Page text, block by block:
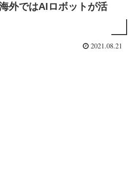
外ではAIロボットが活
2021.08.21